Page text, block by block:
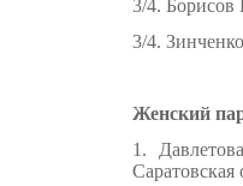
3/4. Борисов
3/4.
Женский
1.
Саратовская